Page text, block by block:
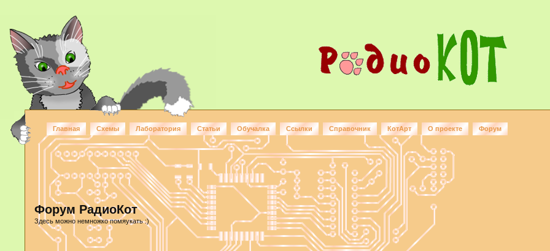
Главная Схемы Лаборатория Статьи Обучалка Ссылки Справочник КотАрт О проекте Форум
Форум РадиоКот
Здесь можно немножко помяукать :)